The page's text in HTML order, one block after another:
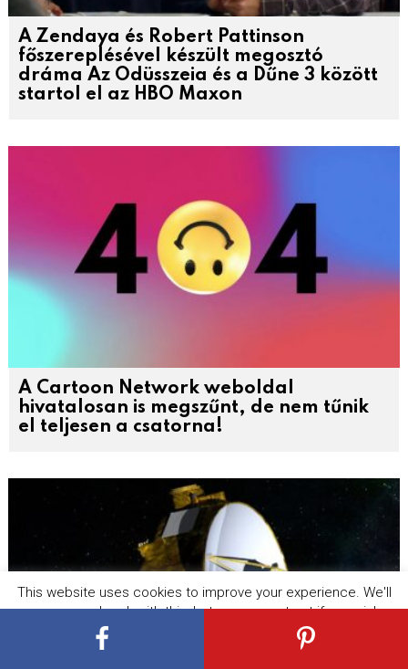
A Zendaya és Robert Pattinson
főszereplésével készült megosztó
dráma Az Odüsszeia és a Dűne 3 között
startol el az HBO Maxon
A Cartoon Network weboldal
hivatalosan is megszűnt, de nem tűnik
el teljesen a csatorna!
This website uses cookies to improve your experience. We'll
assume you're ok with this, but you can opt-out if you wish.